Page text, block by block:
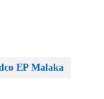
EP Malaka